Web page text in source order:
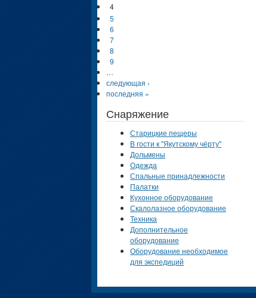
4
5
6
7
8
9
…
следующая ›
последняя »
Снаряжение
Старицкие пещеры
В гости к "Якутскому чёрту"
Дольмены
Одежда
Спальные принадлежности
Палатки
Кухонное оборудование
Скалолазное оборудование
Техника
Дополнительное
оборудование
Оборудование необходимое
для экспедиций